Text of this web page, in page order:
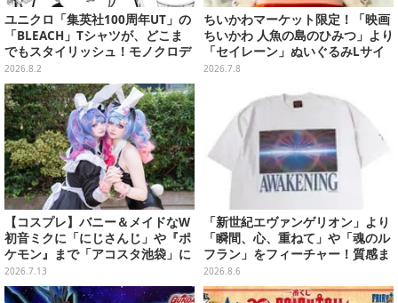
ユニクロ「集英社100周年UT」の
「BLEACH」Tシャツが、どこま
でもスタイリッシュ！モノクロデ
ザインもクール
2026.8.2
ちいかわマーケット限定！「映画
ちいかわ 人魚の島のひみつ」より
「セイレーン」ぬいぐるみLサイ
ズが7月24日より予約開始
2026.7.8
【コスプレ】バニー＆メイドなW
初音ミクに「にじさんじ」や『ポ
ケモン』まで「アコスタ池袋」に
集った美麗レイヤー13選【写真60
枚】
2026.7.13
「新世紀エヴァンゲリオン」より
「瞬間、心、重ねて」や「魂のル
フラン」をフィーチャー！質感ま
でこだわった高級Tシャツが8月7
日発売
2026.8.6